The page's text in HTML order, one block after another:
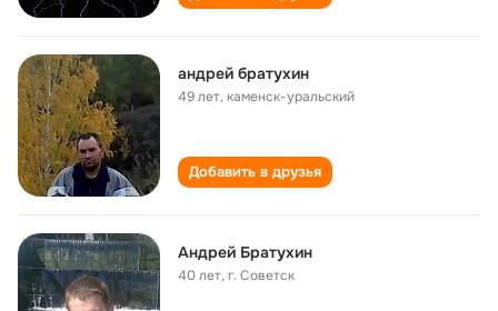
андрей братухин
49 лет,каменск-уральский
Добавить в друзья
Андрей Братухин
40 лет,г. Советск